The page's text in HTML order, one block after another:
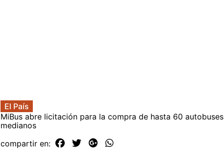
El País
MiBus abre licitación para la compra de hasta 60 autobuses
medianos
compartir en: